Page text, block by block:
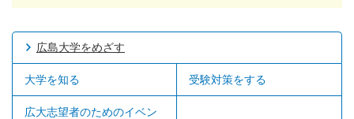
広島大学をめざす
大学を知る 受験対策をする
広大志望者のためのイベン